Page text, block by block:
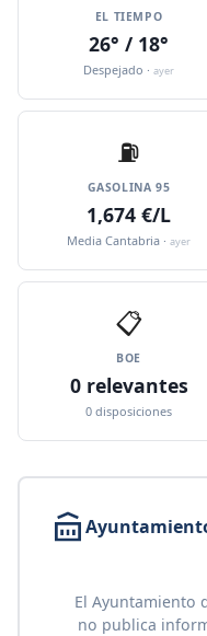
EL TIEMPO
26° / 18°
Despejado · ayer
⛽️
GASOLINA 95
1,674 €/L
Media Cantabria · ayer
📋
BOE
0 relevantes
0 disposiciones
El Ayuntamiento
no publica